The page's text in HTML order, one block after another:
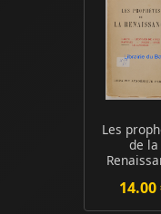
Les
de la
de Vinci
14.00